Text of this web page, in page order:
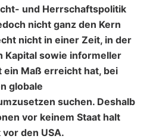
und Herrschaftspolitik
nicht ganz den Kern
nicht in einer Zeit, in der
Kapital sowie informeller
Maß erreicht hat, bei
globale
suchen. Deshalb
vor keinem Staat halt
den USA.